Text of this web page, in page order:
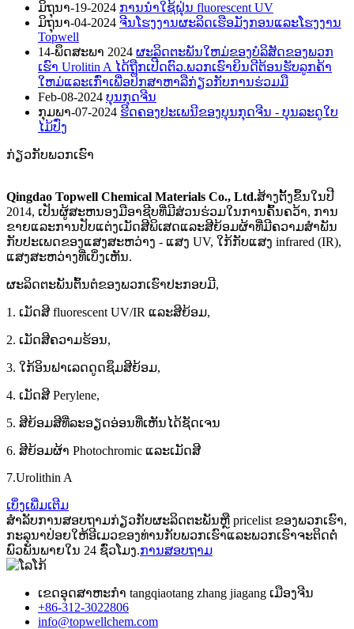
ມິຖຸນາ-19-2024 ການນຳໃຊ້ຝຸ່ນ fluorescent UV
ມິຖຸນາ-04-2024 ຈີນໂຮງງານຜະລິດເຮືອມັງກອນແລະໂຮງງານ
Topwell
14-ພຶດສະພາ 2024 ຜະລິດຕະພັນໃຫມ່ຂອງບໍລິສັດຂອງພວກ
ເຮົາ Urolitin A ໄດ້ຖືກເປີດຕົວ.ພວກເຮົາຍິນດີຕ້ອນຮັບລູກຄ້າ
ໃຫມ່ແລະເກົ່າເພື່ອປຶກສາຫາລືກ່ຽວກັບການຮ່ວມມື
Feb-08-2024 ບຸນກຸດຈີນ
ກຸມພາ-07-2024 ຮີດຄອງ​ປະ​ເພນີ​ຂອງ​ບຸນ​ກຸດ​ຈີນ - ບຸນ​ລະດູ​ໃບ​
ໄມ້​ປົ່ງ
ກ່ຽວ​ກັບ​ພວກ​ເຮົາ
Qingdao Topwell Chemical Materials Co., Ltd.ສ້າງຕັ້ງຂຶ້ນໃນປີ
2014, ເປັນຜູ້ສະຫນອງມືອາຊີບທີ່ມີສ່ວນຮ່ວມໃນການຄົ້ນຄວ້າ, ການ
ຂາຍແລະການປັບແຕ່ງເມັດສີພິເສດແລະສີຍ້ອມຜ້າທີ່ມີຄວາມສໍາພັນ
ກັບປະເພດຂອງແສງສະຫວ່າງ - ແສງ UV, ໃກ້ກັບແສງ infrared (IR),
ແສງສະຫວ່າງທີ່ເບິ່ງເຫັນ.
ຜະ​ລິດ​ຕະ​ພັນ​ຕົ້ນ​ຕໍ​ຂອງ​ພວກ​ເຮົາ​ປະ​ກອບ​ມີ​,
1. ເມັດສີ fluorescent UV/IR ແລະສີຍ້ອມ,
2. ເມັດສີຄວາມຮ້ອນ,
3. ໃກ້ອິນຟາເລດດູດຊຶມສີຍ້ອມ,
4. ເມັດສີ Perylene,
5. ສີຍ້ອມສີທີ່ລະອຽດອ່ອນທີ່ເຫັນໄດ້ຊັດເຈນ
6. ສີຍ້ອມຜ້າ Photochromic ແລະເມັດສີ
7.Urolithin A
ເບິ່ງເພີ່ມເຕີມ
ສໍາ​ລັບ​ການ​ສອບ​ຖາມ​ກ່ຽວ​ກັບ​ຜະ​ລິດ​ຕະ​ພັນ​ຫຼື pricelist ຂອງ​ພວກ​ເຮົາ​,
ກະ​ລຸ​ນາ​ປ່ອຍ​ໃຫ້​ອີ​ເມວ​ຂອງ​ທ່ານ​ກັບ​ພວກ​ເຮົາ​ແລະ​ພວກ​ເຮົາ​ຈະ​ຕິດ​ຕໍ່​
ພົວ​ພັນ​ພາຍ​ໃນ 24 ຊົ່ວ​ໂມງ​.ການສອບຖາມ
ເຂດ​ອຸດ​ສາ​ຫະ​ກໍາ tangqiaotang zhang jiagang ເມືອງ​ຈີນ​
+86-312-3022806
info@topwellchem.com